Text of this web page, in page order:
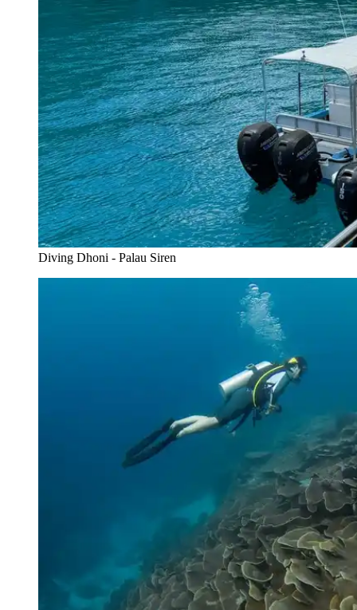
Diving Dhoni - Palau Siren